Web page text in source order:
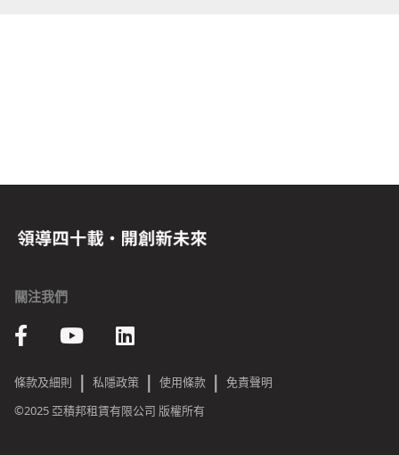
關注我們
條款及細則 | 私隱政策 | 使用條款 | 免責聲明
©2025 亞積邦租賃有限公司 版權所有